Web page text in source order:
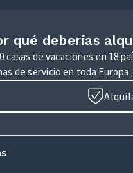
qué deberías
casas de vacaciones en 18
de servicio en toda